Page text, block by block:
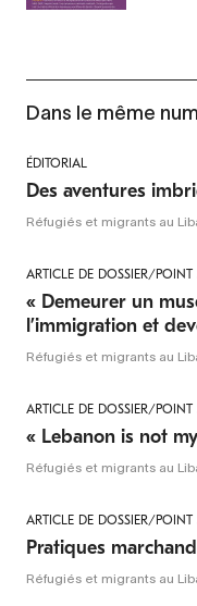
Dans le même
ÉDITORIAL
Des aventures
Réfugiés et migrants au
ARTICLE DE DOSSIER/POINT
« Demeurer un
l’immigration et
Réfugiés et migrants au
ARTICLE DE DOSSIER/POINT
« Lebanon is not
Réfugiés et migrants au
ARTICLE DE DOSSIER/POINT
Pratiques
Réfugiés et migrants au